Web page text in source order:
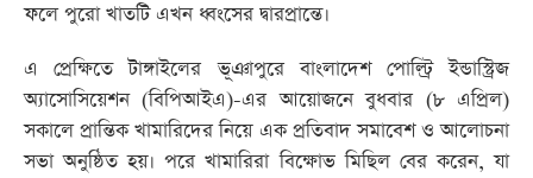
ফলে পুরো খাতটি এখন ধ্বংসের দ্বারপ্রান্তে।
এ প্রেক্ষিতে টাঙ্গাইলের ভূঞাপুরে বাংলাদেশ পোল্ট্রি ইন্ডাস্ট্রিজ
অ্যাসোসিয়েশন (বিপিআইএ)-এর আয়োজনে বুধবার (৮ এপ্রিল)
সকালে প্রান্তিক খামারিদের নিয়ে এক প্রতিবাদ সমাবেশ ও আলোচনা
সভা অনুষ্ঠিত হয়। পরে খামারিরা বিক্ষোভ মিছিল বের করেন, যা